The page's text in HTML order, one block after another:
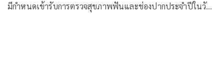
มีกำหนดเข้ารับการตรวจสุขภาพฟันและช่องปากประจำปีในวัน